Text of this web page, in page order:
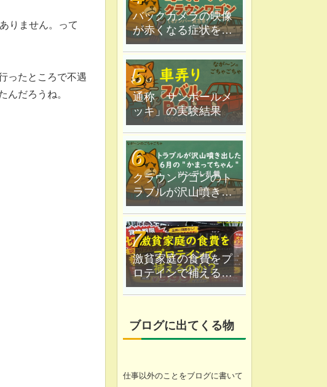
りません。って
ったところで不遇
んだろうね。
バックカメラの映像
が赤くなる症状を原
因追究＆解決
通称「サンポールメ
ッキ」の実験結果
クラウンワゴンのト
ラブルが沢山噴き出
した｜６月の"かまっ
てちゃん"ツンデレ乱
舞
激貧家庭の食費をプ
ロテインで補えるの
か？なが〜ン家は実
ブログに出てくる物
仕事以外のことをブログに書いて